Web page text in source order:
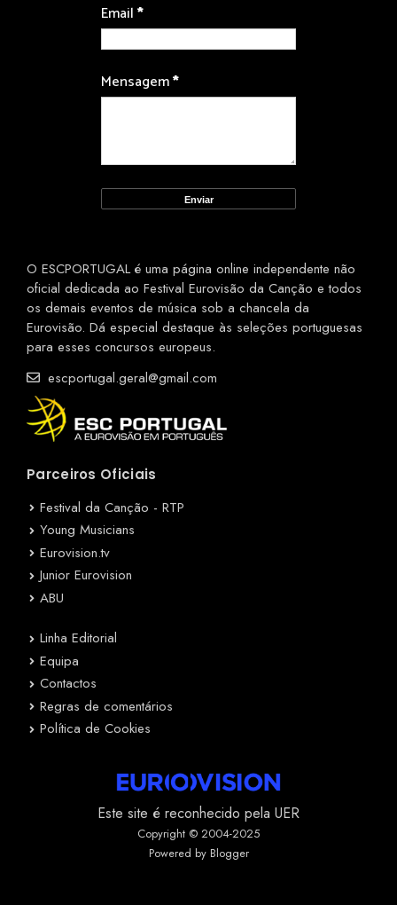
Email*
Mensagem*
O ESCPORTUGAL é uma página online independente não
oficial dedicada ao Festival Eurovisão da Canção e todos
os demais eventos de música sob a chancela da
Eurovisão. Dá especial destaque às seleções portuguesas
para esses concursos europeus.
escportugal.geral@gmail.com
Parceiros Oficiais
Festival da Canção - RTP
Young Musicians
Eurovision.tv
Junior Eurovision
ABU
Linha Editorial
Equipa
Contactos
Regras de comentários
Política de Cookies
Este site é reconhecido pela UER
Copyright © 2004-2025
Powered by Blogger